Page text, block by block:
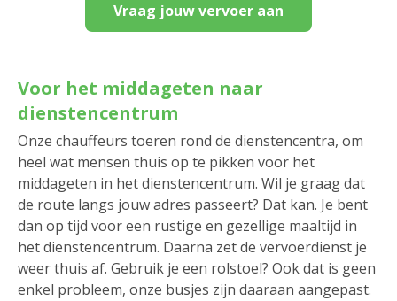
Vraag jouw vervoer aan
Voor het middageten naar
dienstencentrum
Onze chauffeurs toeren rond de dienstencentra, om
heel wat mensen thuis op te pikken voor het
middageten in het dienstencentrum. Wil je graag dat
de route langs jouw adres passeert? Dat kan. Je bent
dan op tijd voor een rustige en gezellige maaltijd in
het dienstencentrum. Daarna zet de vervoerdienst je
weer thuis af. Gebruik je een rolstoel? Ook dat is geen
enkel probleem, onze busjes zijn daaraan aangepast.